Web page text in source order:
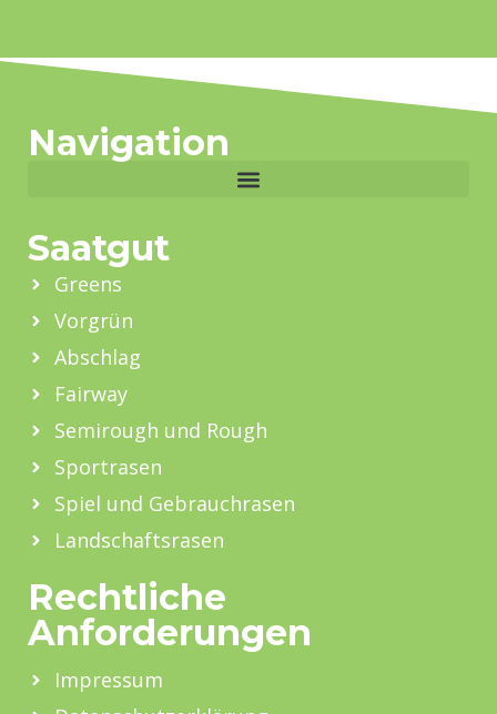
Navigation
Saatgut
Greens
Vorgrün
Abschlag
Fairway
Semirough und Rough
Sportrasen
Spiel und Gebrauchrasen
Landschaftsrasen
Rechtliche
Anforderungen
Impressum